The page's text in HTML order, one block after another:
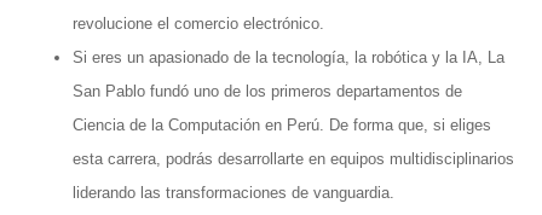
revolucione el comercio electrónico.
Si eres un apasionado de la tecnología, la robótica y la IA, La
San Pablo fundó uno de los primeros departamentos de
Ciencia de la Computación en Perú. De forma que, si eliges
esta carrera, podrás desarrollarte en equipos multidisciplinarios
liderando las transformaciones de vanguardia.